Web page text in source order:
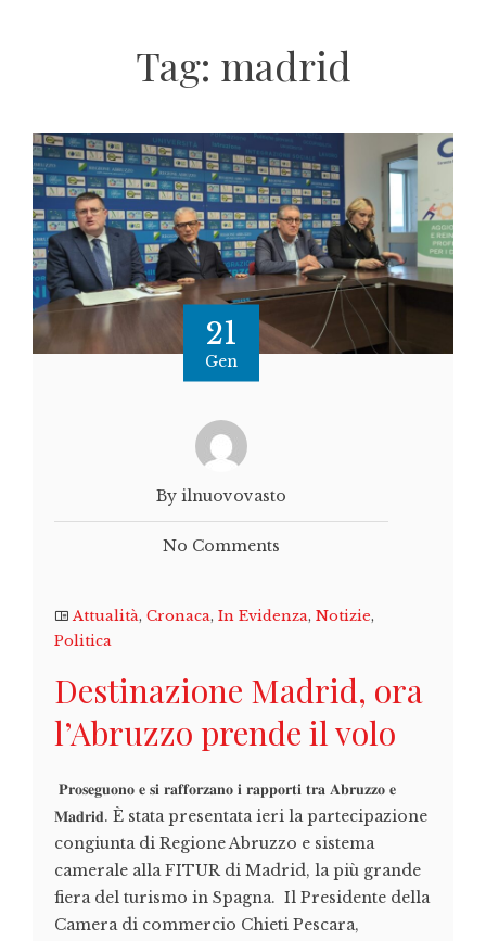
Tag: madrid
21
Gen
By ilnuovovasto
No Comments
Attualità, Cronaca, In Evidenza, Notizie,
Politica
Destinazione Madrid, ora
l’Abruzzo prende il volo
𝐏𝐫𝐨𝐬𝐞𝐠𝐮𝐨𝐧𝐨 𝐞 𝐬𝐢 𝐫𝐚𝐟𝐟𝐨𝐫𝐳𝐚𝐧𝐨 𝐢 𝐫𝐚𝐩𝐩𝐨𝐫𝐭𝐢 𝐭𝐫𝐚 𝐀𝐛𝐫𝐮𝐳𝐳𝐨 𝐞
𝐌𝐚𝐝𝐫𝐢𝐝. È stata presentata ieri la partecipazione
congiunta di Regione Abruzzo e sistema
camerale alla FITUR di Madrid, la più grande
fiera del turismo in Spagna. Il Presidente della
Camera di commercio Chieti Pescara,